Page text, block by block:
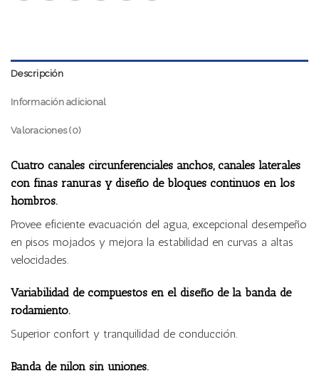
Descripción
Información adicional
Valoraciones (0)
Cuatro canales circunferenciales anchos, canales laterales
con finas ranuras y diseño de bloques continuos en los
hombros.
Provee eficiente evacuación del agua, excepcional desempeño
en pisos mojados y mejora la estabilidad en curvas a altas
velocidades.
Variabilidad de compuestos en el diseño de la banda de
rodamiento.
Superior confort y tranquilidad de conducción.
Banda de nilon sin uniones.